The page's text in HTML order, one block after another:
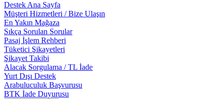
Destek Ana Sayfa
Müşteri Hizmetleri / Bize Ulaşın
En Yakın Mağaza
Sıkça Sorulan Sorular
Pasaj İşlem Rehberi
Tüketici Şikayetleri
Şikayet Takibi
Alacak Sorgulama / TL İade
Yurt Dışı Destek
Arabuluculuk Başvurusu
BTK İade Duyurusu